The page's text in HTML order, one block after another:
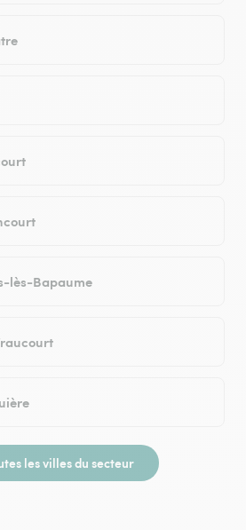
lès-Bapaume
les villes du secteur